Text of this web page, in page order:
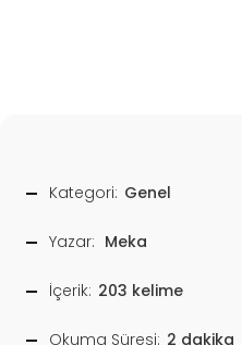
Kategori: Genel
Yazar: Meka
İçerik: 203 kelime
Okuma Süresi: 2 dakika